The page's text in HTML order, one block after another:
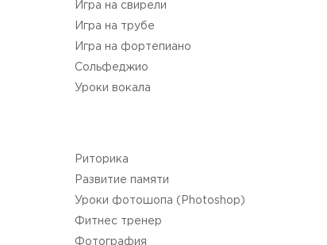
Игра на свирели
Игра на трубе
Игра на фортепиано
Сольфеджио
Уроки вокала
Риторика
Развитие памяти
Уроки фотошопа (Photoshop)
Фитнес тренер
Фотография